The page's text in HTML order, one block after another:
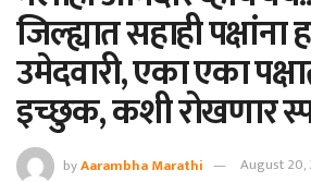
जिल्ह्यात सहाही पक्षांना
उमेदवारी, एका एका
इच्छुक, कशी रोखणार
byAarambha Marathi August 20,